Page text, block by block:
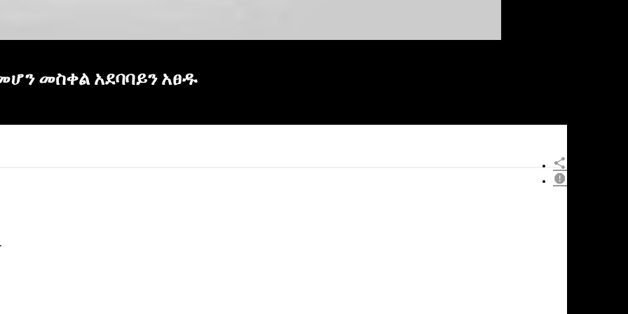
መስቀል አደባባይን አፀዱ